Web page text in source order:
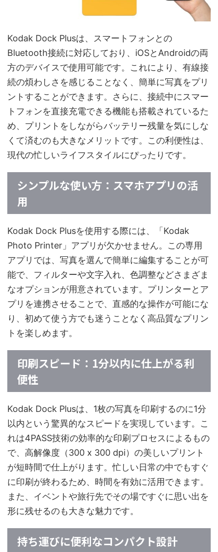
Kodak Dock Plusは、スマートフォンとの
Bluetooth接続に対応しており、iOSとAndroidの両
方のデバイスで使用可能です。これにより、有線接
続の煩わしさを感じることなく、簡単に写真をプリ
ントすることができます。さらに、接続中にスマー
トフォンを直接充電できる機能も搭載されているた
め、プリントをしながらバッテリー残量を気にしな
くて済むのも大きなメリットです。この利便性は、
現代の忙しいライフスタイルにぴったりです。
シンプルな使い方：スマホアプリの活
用
Kodak Dock Plusを使用する際には、「Kodak
Photo Printer」アプリが欠かせません。この専用
アプリでは、写真を選んで簡単に編集することが可
能で、フィルターや文字入れ、色調整などさまざま
なオプションが用意されています。プリンターとア
プリを連携させることで、直感的な操作が可能にな
り、初めて使う方でも迷うことなく高品質なプリン
トを楽しめます。
印刷スピード：1分以内に仕上がる利
便性
Kodak Dock Plusは、1枚の写真を印刷するのに1分
以内という驚異的なスピードを実現しています。こ
れは4PASS技術の効率的な印刷プロセスによるもの
で、高解像度（300 x 300 dpi）の美しいプリント
が短時間で仕上がります。忙しい日常の中でもすぐ
に印刷が終わるため、時間を有効に活用できます。
また、イベントや旅行先でその場ですぐに思い出を
形に残せるのも大きな魅力です。
持ち運びに便利なコンパクト設計